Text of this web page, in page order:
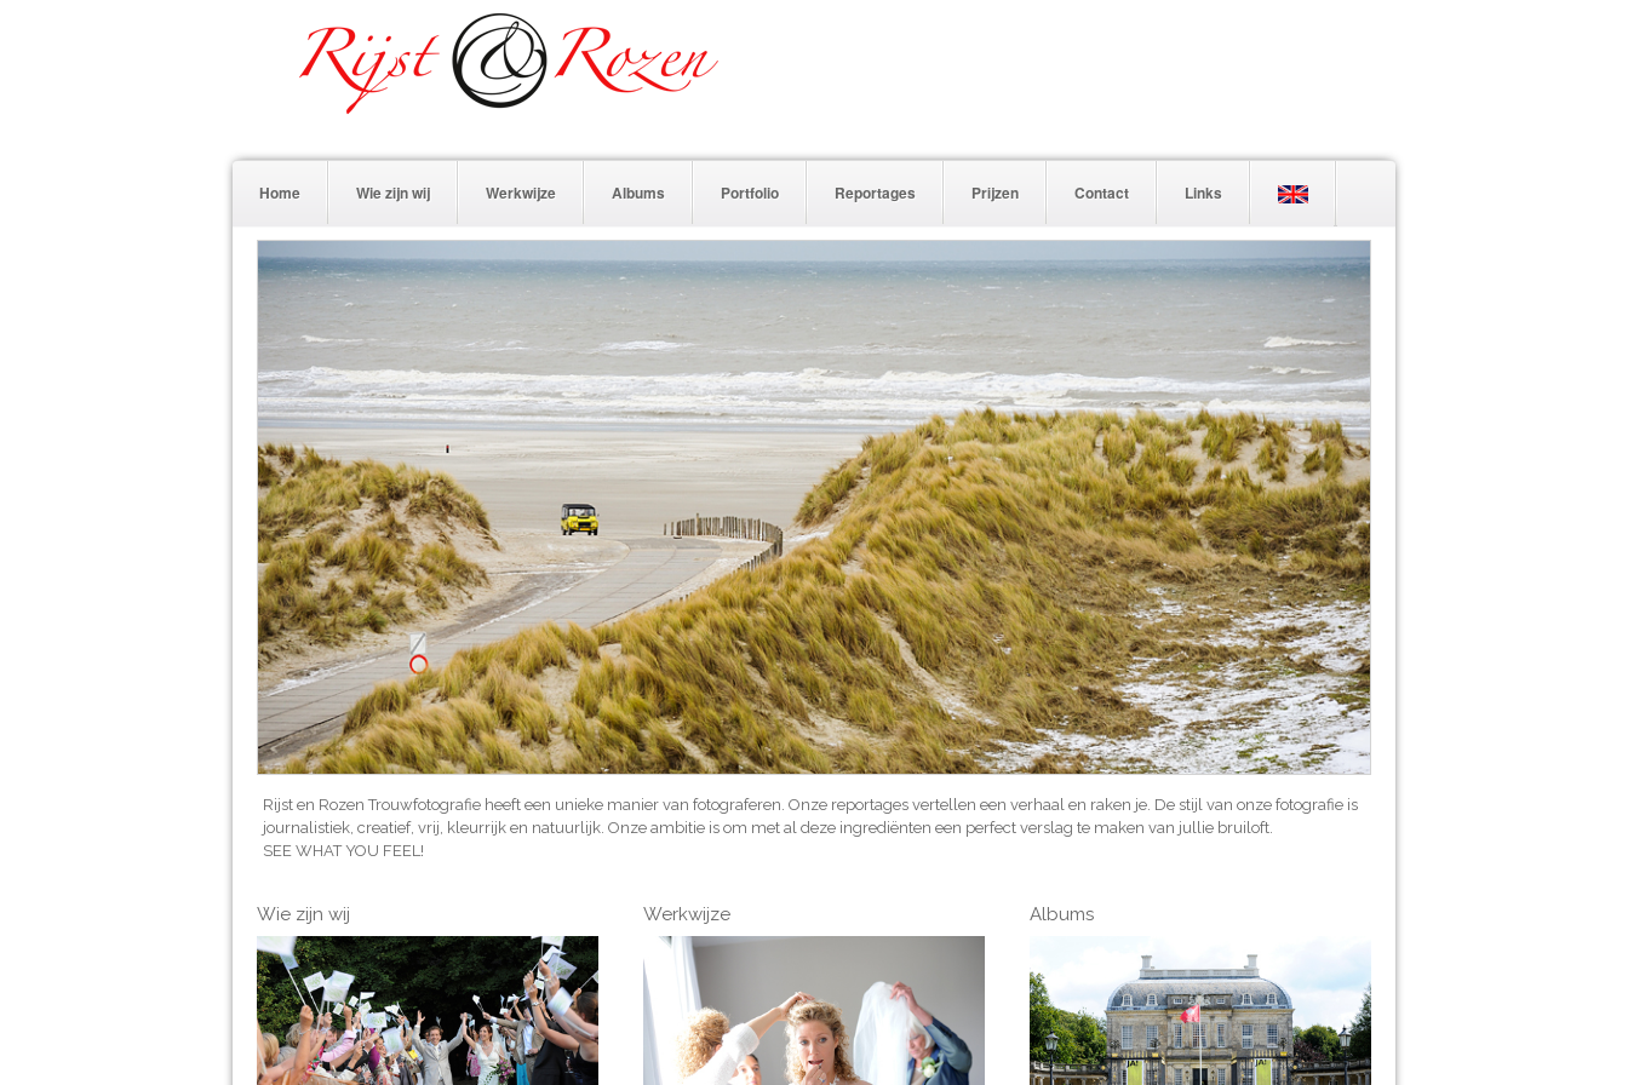
Home Wie zijn wij Werkwijze Albums Portfolio Reportages Prijzen Contact Links
Rijst en Rozen Trouwfotografie heeft een unieke manier van fotograferen. Onze reportages vertellen een verhaal en raken je. De stijl van onze fotografie is
journalistiek, creatief, vrij, kleurrijk en natuurlijk. Onze ambitie is om met al deze ingrediënten een perfect verslag te maken van jullie bruiloft.
SEE WHAT YOU FEEL!
Wie zijn wij Werkwijze Albums